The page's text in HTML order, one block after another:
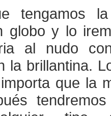
tengamos
globo y lo
al nudo
la brillantina.
que la